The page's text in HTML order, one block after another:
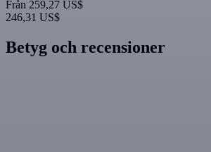
Från 259,27 US$
246,31 US$
Betyg och recensioner